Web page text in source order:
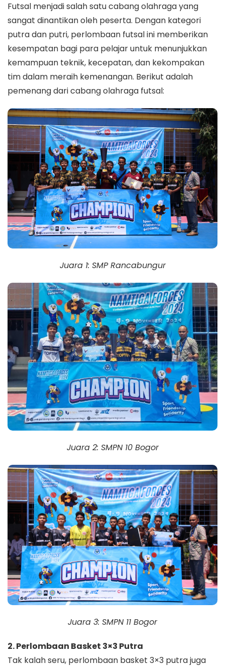
Futsal menjadi salah satu cabang olahraga yang
sangat dinantikan oleh peserta. Dengan kategori
putra dan putri, perlombaan futsal ini memberikan
kesempatan bagi para pelajar untuk menunjukkan
kemampuan teknik, kecepatan, dan kekompakan
tim dalam meraih kemenangan. Berikut adalah
pemenang dari cabang olahraga futsal:
Juara 1: SMP Rancabungur
Juara 2: SMPN 10 Bogor
Juara 3: SMPN 11 Bogor
2. Perlombaan Basket 3×3 Putra
Tak kalah seru, perlombaan basket 3×3 putra juga